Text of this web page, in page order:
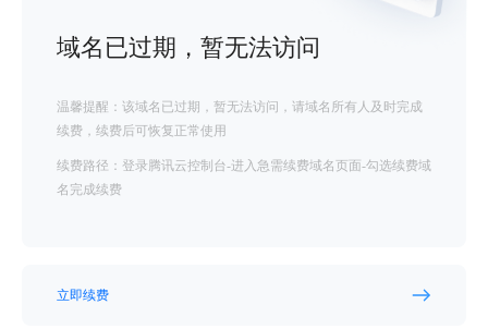
域名已过期，暂无法访问
温馨提醒：该域名已过期，暂无法访问，请域名所有人及时完成
续费，续费后可恢复正常使用
续费路径：登录腾讯云控制台-进入急需续费域名页面-勾选续费域
名完成续费
立即续费